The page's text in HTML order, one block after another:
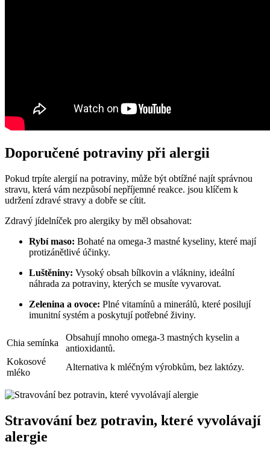
Doporučené potraviny při alergii
Pokud trpíte alergií na potraviny, může být obtížné najít správnou
stravu, která vám nezpůsobí nepříjemné reakce. jsou klíčem k
udržení zdravé stravy a dobře se cítit.
Zdravý jídelníček pro alergiky by měl obsahovat:
Rybí maso: Bohaté na omega-3 mastné kyseliny, které mají
protizánětlivé účinky.
Luštěniny: Vysoký obsah bílkovin a vlákniny, ideální
náhrada za potraviny, kterých se musíte vyvarovat.
Zelenina a ovoce: Plné vitamínů a minerálů, které posilují
imunitní systém a poskytují potřebné živiny.
Chia semínka
Obsahují mnoho omega-3 mastných kyselin a
antioxidantů.
Kokosové
mléko
Alternativa k mléčným výrobkům, bez laktózy.
Stravování bez potravin, které vyvolávají
alergie